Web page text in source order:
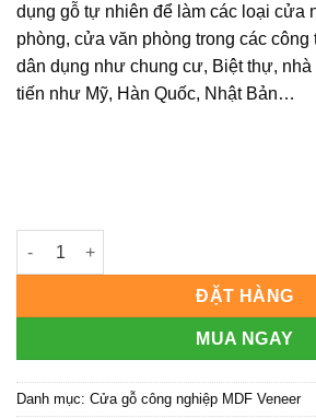
dụng gỗ tự nhiên để làm các loại cửa
phòng, cửa văn phòng trong các công
dân dụng như chung cư, Biệt thự,
tiến như Mỹ, Hàn Quốc, Nhật Bản…
Cửa gỗ công nghiệp MDF phủ veneer
ĐẶT HÀNG
MUA NGAY
Danh mục: Cửa gỗ công nghiệp MDF Veneer